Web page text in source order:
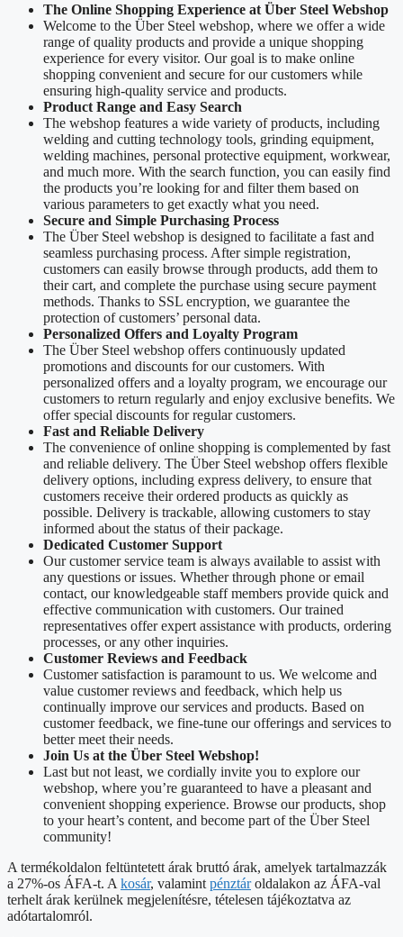
The Online Shopping Experience at Über Steel Webshop
Welcome to the Über Steel webshop, where we offer a wide
range of quality products and provide a unique shopping
experience for every visitor. Our goal is to make online
shopping convenient and secure for our customers while
ensuring high-quality service and products.
Product Range and Easy Search
The webshop features a wide variety of products, including
welding and cutting technology tools, grinding equipment,
welding machines, personal protective equipment, workwear,
and much more. With the search function, you can easily find
the products you’re looking for and filter them based on
various parameters to get exactly what you need.
Secure and Simple Purchasing Process
The Über Steel webshop is designed to facilitate a fast and
seamless purchasing process. After simple registration,
customers can easily browse through products, add them to
their cart, and complete the purchase using secure payment
methods. Thanks to SSL encryption, we guarantee the
protection of customers’ personal data.
Personalized Offers and Loyalty Program
The Über Steel webshop offers continuously updated
promotions and discounts for our customers. With
personalized offers and a loyalty program, we encourage our
customers to return regularly and enjoy exclusive benefits. We
offer special discounts for regular customers.
Fast and Reliable Delivery
The convenience of online shopping is complemented by fast
and reliable delivery. The Über Steel webshop offers flexible
delivery options, including express delivery, to ensure that
customers receive their ordered products as quickly as
possible. Delivery is trackable, allowing customers to stay
informed about the status of their package.
Dedicated Customer Support
Our customer service team is always available to assist with
any questions or issues. Whether through phone or email
contact, our knowledgeable staff members provide quick and
effective communication with customers. Our trained
representatives offer expert assistance with products, ordering
processes, or any other inquiries.
Customer Reviews and Feedback
Customer satisfaction is paramount to us. We welcome and
value customer reviews and feedback, which help us
continually improve our services and products. Based on
customer feedback, we fine-tune our offerings and services to
better meet their needs.
Join Us at the Über Steel Webshop!
Last but not least, we cordially invite you to explore our
webshop, where you’re guaranteed to have a pleasant and
convenient shopping experience. Browse our products, shop
to your heart’s content, and become part of the Über Steel
community!
A termékoldalon feltüntetett árak bruttó árak, amelyek tartalmazzák
a 27%-os ÁFA-t. A kosár, valamint pénztároldalakon az ÁFA-val
terhelt árak kerülnek megjelenítésre, tételesen tájékoztatva az
adótartalomról.